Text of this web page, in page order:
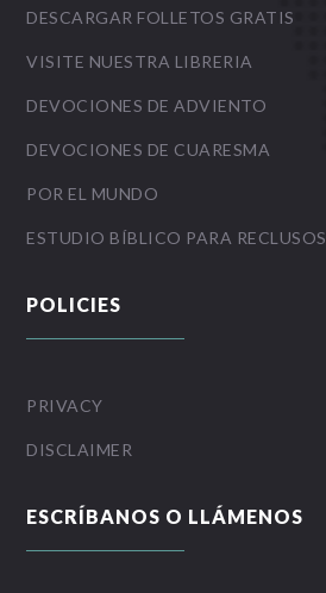
DESCARGAR FOLLETOS GRATIS
VISITE NUESTRA LIBRERIA
DEVOCIONES DE ADVIENTO
DEVOCIONES DE CUARESMA
POR EL MUNDO
ESTUDIO BÍBLICO PARA RECLUSOS
POLICIES
PRIVACY
DISCLAIMER
ESCRÍBANOS O LLÁMENOS